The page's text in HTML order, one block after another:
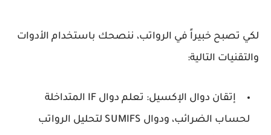
لكي تصبح خبيراً في الرواتب، ننصحك باستخدام الأدوات
والتقنيات التالية:
إتقان دوال الإكسيل: تعلم دوال IF المتداخلة
لحساب الضرائب، ودوال SUMIFS لتحليل الرواتب